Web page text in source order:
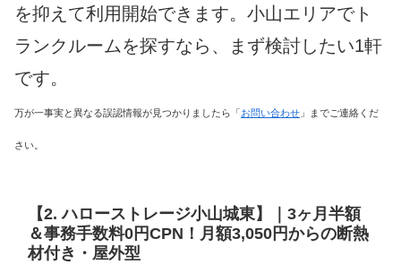
を抑えて利用開始できます。小山エリアでト
ランクルームを探すなら、まず検討したい1軒
です。
万が一事実と異なる誤認情報が見つかりましたら「 お問い合わせ 」までご連絡くだ
さい。
【2. ハローストレージ小山城東】｜3ヶ月半額
＆事務手数料0円CPN！月額3,050円からの断熱
材付き・屋外型